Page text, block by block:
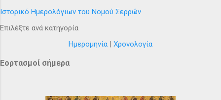
Ιστορικό Ημερολόγιων του Νομού Σερρών
Επιλέξτε ανά κατηγορία
Ημερομηνία | Χρονολογία
Εορτασμοί σήμερα